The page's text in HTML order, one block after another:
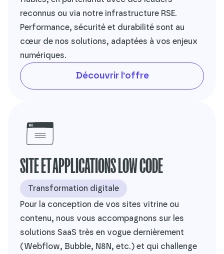
reconnus ou via notre infrastructure RSE.
Performance, sécurité et durabilité sont au
cœur de nos solutions, adaptées à vos enjeux
numériques.
Découvrir l'offre
SITE ET APPLICATIONS LOW CODE
Transformation digitale
Pour la conception de vos sites vitrine ou
contenu, nous vous accompagnons sur les
solutions SaaS très en vogue dernièrement
(Webflow, Bubble, N8N, etc.) et qui challenge